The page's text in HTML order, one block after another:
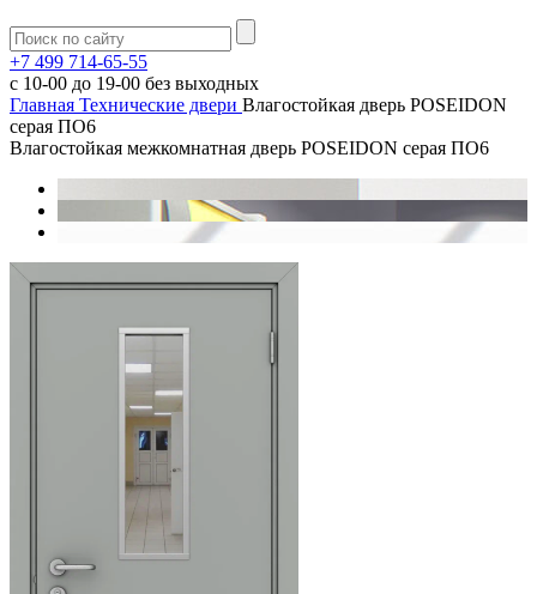
+7 499 714-65-55
с 10-00 до 19-00 без выходных
Главная Технические двери Влагостойкая дверь POSEIDON
серая ПО6
Влагостойкая межкомнатная дверь POSEIDON серая ПО6